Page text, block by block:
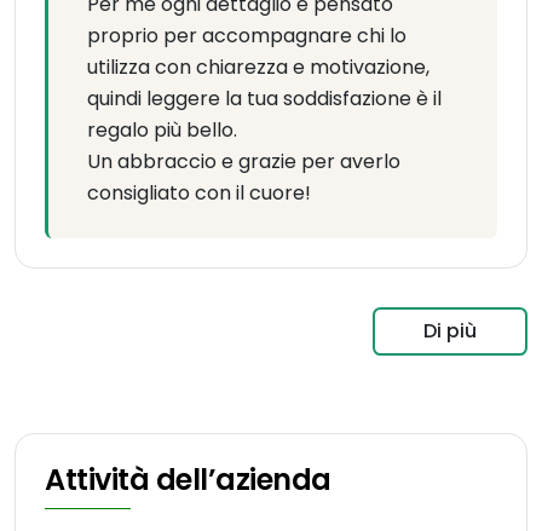
proprio per accompagnare chi lo
utilizza con chiarezza e motivazione,
quindi leggere la tua soddisfazione è il
regalo più bello.
Un abbraccio e grazie per averlo
consigliato con il cuore!
Di più
Attività dell’azienda